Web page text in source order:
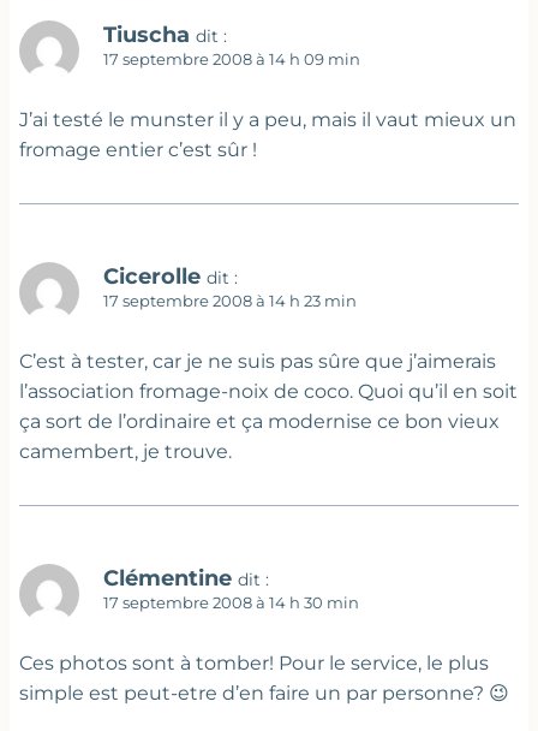
Tiuscha dit :
17 septembre 2008 à 14 h 09 min
J’ai testé le munster il y a peu, mais il vaut mieux un
fromage entier c’est sûr !
Cicerolle dit :
17 septembre 2008 à 14 h 23 min
C’est à tester, car je ne suis pas sûre que j’aimerais
l’association fromage-noix de coco. Quoi qu’il en soit
ça sort de l’ordinaire et ça modernise ce bon vieux
camembert, je trouve.
Clémentine dit :
17 septembre 2008 à 14 h 30 min
Ces photos sont à tomber! Pour le service, le plus
simple est peut-etre d’en faire un par personne? 😉